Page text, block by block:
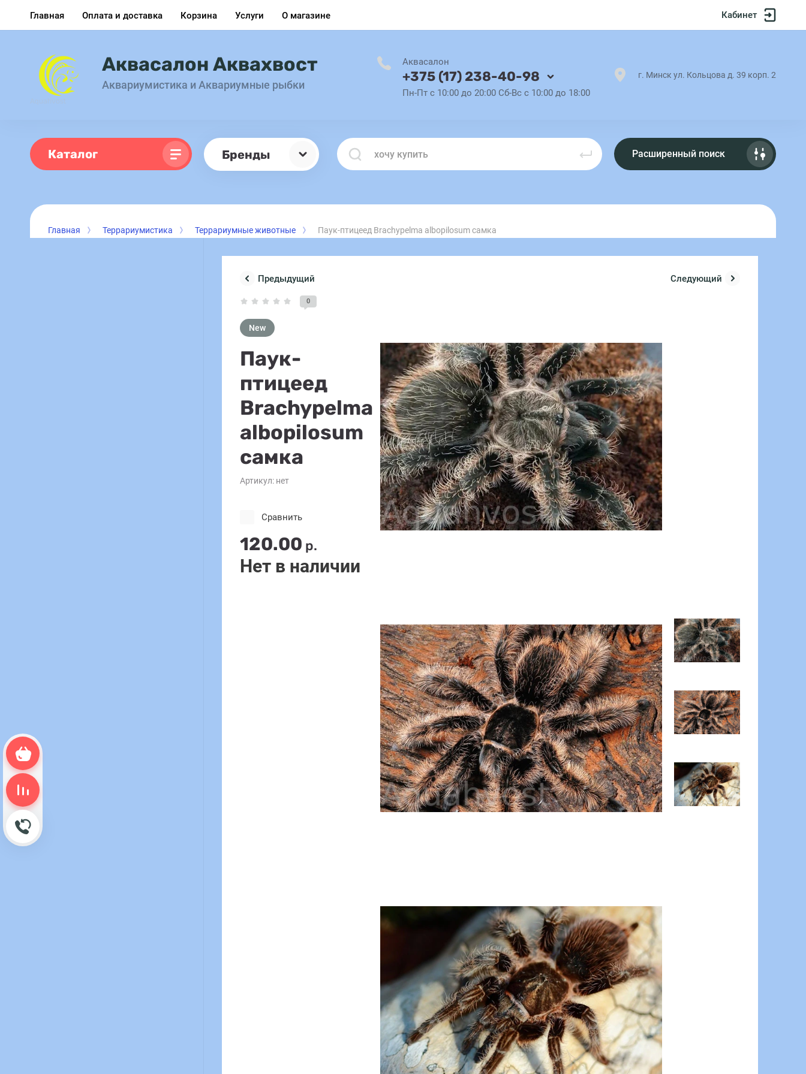
Корзина пуста
Обратный звонок
Главная Оплата и доставка Корзина Услуги О магазине Кабинет
Аквасалон Аквахвост
Аквариумистика и Аквариумные рыбки
Аквасалон
+375 (17) 238-40-98
Пн-Пт с 10:00 до 20:00 Сб-Вс с 10:00 до 18:00
г. Минск ул. Кольцова д. 39 корп. 2
Каталог Бренды Расширенный поиск
Главная Террариумистика Террариумные животные Паук-птицеед Brachypelma albopilosum самка
Предыдущий Следующий
0
New
Паук-
птицеед
Brachypelma
albopilosum
самка
Артикул: нет
120.00 р.
Нет в наличии
Сравнить